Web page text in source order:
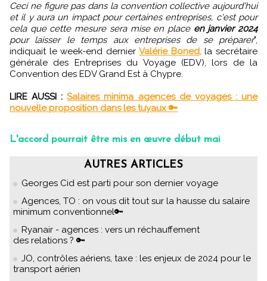
Ceci ne figure pas dans la convention collective aujourd'hui
et il y aura un impact pour certaines entreprises, c'est pour
cela que cette mesure sera mise en place en janvier 2024
pour laisser le temps aux entreprises de se préparer",
indiquait le week-end dernierValérie Boned,la secrétaire
générale des Entreprises du Voyage (EDV), lors de la
Convention des EDV Grand Est à Chypre.
LIRE AUSSI : Salaires minima agences de voyages : une
nouvelle proposition dans les tuyaux 🔑
L'accord pourrait être mis en œuvre début mai
AUTRES ARTICLES
Georges Cid est parti pour son dernier voyage
Agences, TO : on vous dit tout sur la hausse du salaire
minimum conventionnel🔑
Ryanair - agences : vers un réchauffement
des relations ? 🔑
JO, contrôles aériens, taxe : les enjeux de 2024 pour le
transport aérien